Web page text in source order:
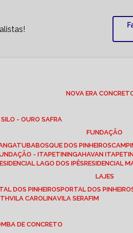
NOVA ERA
SILO - OURO SAFRA
FUNDAÇÃO
ANGATUBA BOSQUE DOS PINHEIROS
- ITAPETININGA HAVAN
RESIDENCIAL LAGO DOS IPÊS RESIDENCIAL
LAJES
DOS PINHEIROS PORTAL DOS
VILA CAROLINA VILA SERAFIM
DE CONCRETO